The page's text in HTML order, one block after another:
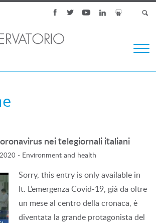
nei telegiornali italiani
- Environment and health
Sorry, this entry is only available in
It. L’emergenza Covid-19, già da oltre
un mese al centro della cronaca, è
diventata la grande protagonista del